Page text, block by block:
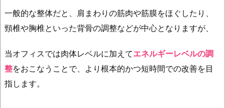
一般的な整体だと、肩まわりの筋肉や筋膜をほぐしたり、
頸椎や胸椎といった背骨の調整などが中心となりますが、
当オフィスでは肉体レベルに加えてエネルギーレベルの調
整をおこなうことで、より根本的かつ短時間での改善を目
指します。